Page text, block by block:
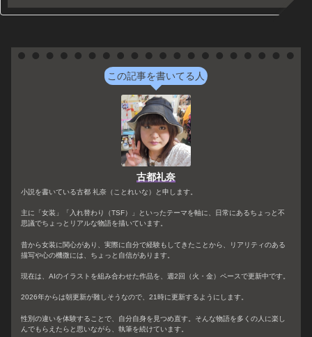
この記事を書いてる人
古都礼奈
小説を書いている古都 礼奈（ことれいな）と申します。
主に「女装」「入れ替わり（TSF）」といったテーマを軸に、日常にあるちょっと不
思議でちょっとリアルな物語を描いています。
昔から女装に関心があり、実際に自分で経験もしてきたことから、リアリティのある
描写や心の機微には、ちょっと自信があります。
現在は、AIのイラストを組み合わせた作品を、週2回（火・金）ペースで更新中です。
2026年からは朝更新が難しそうなので、21時に更新するようにします。
性別の違いを体験することで、自分自身を見つめ直す。そんな物語を多くの人に楽し
んでもらえたらと思いながら、執筆を続けています。